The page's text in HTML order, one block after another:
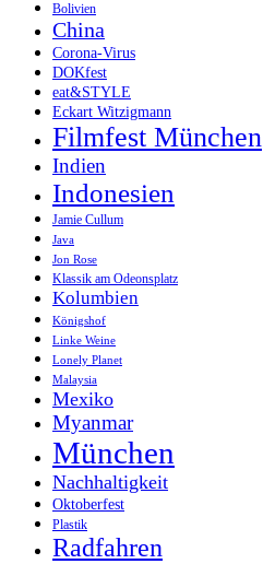
Bolivien
China
Corona-Virus
DOKfest
eat&STYLE
Eckart Witzigmann
Filmfest München
Indien
Indonesien
Jamie Cullum
Java
Jon Rose
Klassik am Odeonsplatz
Kolumbien
Königshof
Linke Weine
Lonely Planet
Malaysia
Mexiko
Myanmar
München
Nachhaltigkeit
Oktoberfest
Plastik
Radfahren